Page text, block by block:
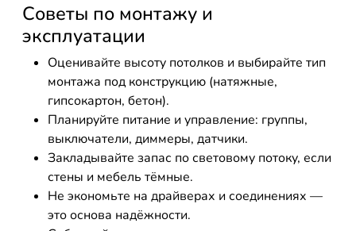
Советы по монтажу и
эксплуатации
Оценивайте высоту потолков и выбирайте тип
монтажа под конструкцию (натяжные,
гипсокартон, бетон).
Планируйте питание и управление: группы,
выключатели, диммеры, датчики.
Закладывайте запас по световому потоку, если
стены и мебель тёмные.
Не экономьте на драйверах и соединениях —
это основа надёжности.